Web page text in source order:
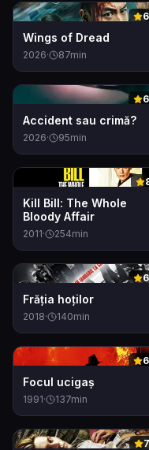
0
Wings of Dread
2026· 87min
0
Accident sau crimă?
2026· 95min
0
Kill Bill: The Whole
Bloody Affair
2011· 254min
Frăția hoților
2018· 140min
0
Focul ucigaș
1991· 137min
0